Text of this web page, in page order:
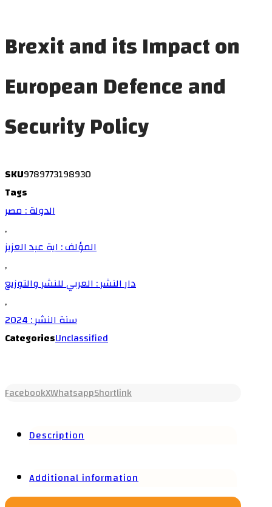
Brexit and its Impact on
European Defence and
Security Policy
SKU9789773198930
Tags
الدولة : مصر
,
المؤلف : اية عبد العزيز
,
دار النشر : العربي للنشر والتوزيع
,
سنة النشر : 2024
CategoriesUnclassified
FacebookXWhatsappShortlink
Description
Additional information